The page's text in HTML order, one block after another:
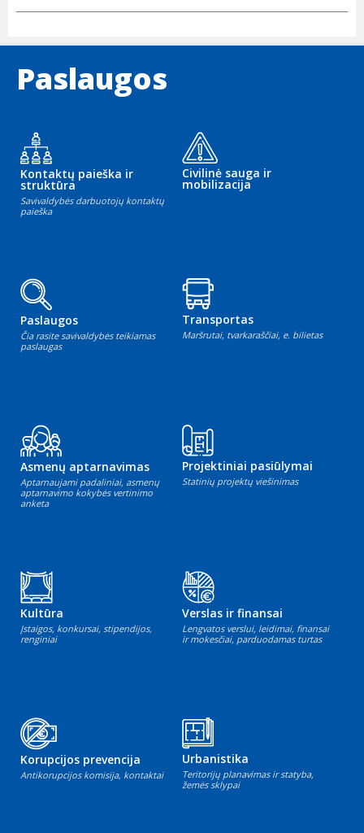
Paslaugos
Kontaktų paieška ir
struktūra
Savivaldybės darbuotojų kontaktų
paieška
Civilinė sauga ir
mobilizacija
Paslaugos
Čia rasite savivaldybės teikiamas
paslaugas
Transportas
Maršrutai, tvarkaraščiai, e. bilietas
Asmenų aptarnavimas
Aptarnaujami padaliniai, asmenų
aptarnavimo kokybės vertinimo
anketa
Projektiniai pasiūlymai
Statinių projektų viešinimas
Kultūra
Įstaigos, konkursai, stipendijos,
renginiai
Verslas ir finansai
Lengvatos verslui, leidimai, finansai
ir mokesčiai, parduodamas turtas
Korupcijos prevencija
Antikorupcijos komisija, kontaktai
Urbanistika
Teritorijų planavimas ir statyba,
žemės sklypai